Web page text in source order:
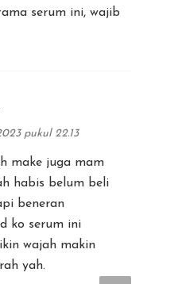
serum ini, wajib
pukul 22.13
make juga mam
habis belum beli
beneran
ko serum ini
wajah makin
yah.